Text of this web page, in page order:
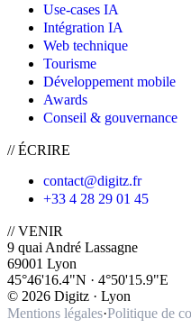
Use-cases IA
Intégration IA
Web technique
Tourisme
Développement mobile
Awards
Conseil & gouvernance
// ÉCRIRE
contact@digitz.fr
+33 4 28 29 01 45
// VENIR
9 quai André Lassagne
69001 Lyon
45°46'16.4"N · 4°50'15.9"E
© 2026 Digitz · Lyon
Mentions légales·Politique de